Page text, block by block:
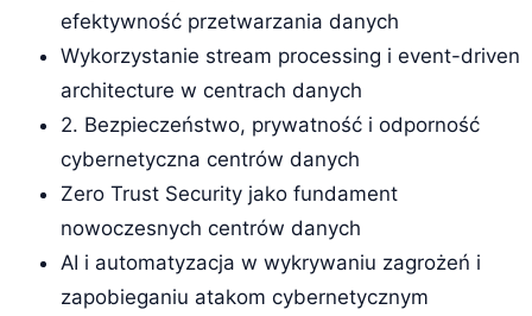
efektywność przetwarzania danych
Wykorzystanie stream processing i event-driven
architecture w centrach danych
2. Bezpieczeństwo, prywatność i odporność
cybernetyczna centrów danych
Zero Trust Security jako fundament
nowoczesnych centrów danych
AI i automatyzacja w wykrywaniu zagrożeń i
zapobieganiu atakom cybernetycznym